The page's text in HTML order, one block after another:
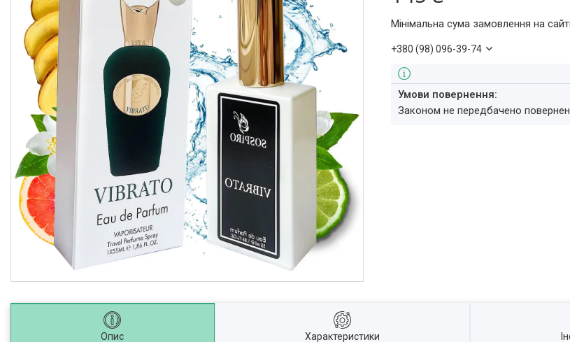
Мінімальна сума замовлення на
+380 (98) 096-39-74
Законом не передбачено
Опис Характеристики